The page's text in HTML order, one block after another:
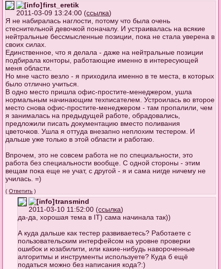
first_eretik
2011-03-09 13:24:00 (ссылка)
Я не набиралась наглости, потому что была очень
стеснительной девочкой поначалу. И устраивалась на всякие
нейтральные бессмысленные позиции, пока не стала уверена в
своих силах.
Единственное, что я делала - даже на нейтральные позиции
подбирала конторы, работающие именно в интересующей
меня области.
Но мне часто везло - я приходила именно в те места, в которых
было отлично учиться.
В одно место пришла офис-простите-менеджером, ушла
нормальным начинающим техписателем. Устроилась во второе
место снова офис-простите-менеджером - там пропалили, чем
я занималась на предыдущей работе, обрадовались,
предложили писать документацию вместо поливания
цветочков. Ушла я оттуда внезапно неплохим тестером. И
дальше уже только в этой области и работаю.
Впрочем, это не совсем работа не по специальности, это
работа без специальности вообще. С одной стороны - этим
вещам пока еще не учат, с другой - я и сама нигде ничему не
училась. =)
(Ответить )
transmind
2011-03-10 11:52:00 (ссылка)
да-да, хорошая тема в IT) сама начинала так))
А куда дальше как тестер развиваетесь? Работаете с
пользовательским интерфейсом на уровне проверки
ошибок и юзабилити, или какие-нибудь навороченные
алгоритмы и инструменты используете? Куда б ещё
податься можно без написания кода?:)